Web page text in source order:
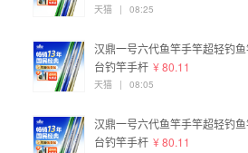
天猫 | 08:25
汉鼎一号六代鱼竿手竿超轻钓
台钓竿手杆 ¥ 80.11
天猫 | 08:05
汉鼎一号六代鱼竿手竿超轻钓
台钓竿手杆 ¥ 80.11